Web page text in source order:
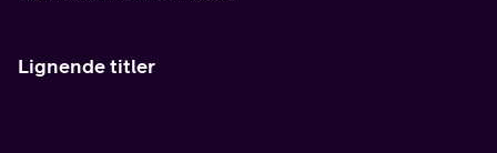
Lignende titler